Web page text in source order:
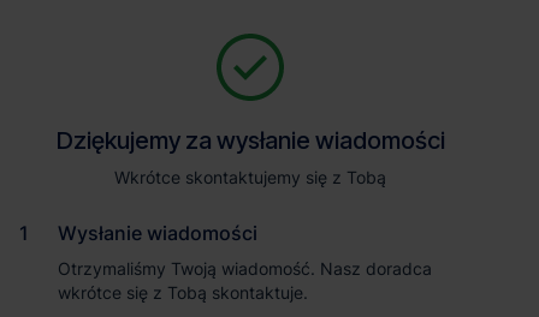
Dziękujemy za wysłanie wiadomości
Wkrótce skontaktujemy się z Tobą
Wysłanie wiadomości
Otrzymaliśmy Twoją wiadomość. Nasz doradca
wkrótce się z Tobą skontaktuje.
Jesteśmy tu, żeby Ci pomóc. Niezależnie od tego, na jakim etapie
pomożemy Ci wybrać najlepszą ofertę. Napisz do nas!
Imię i nazwisko
Dziękujemy za wysłanie wiadomości
Wkrótce skontaktujemy się z Tobą
Wysłanie wiadomości
Otrzymaliśmy Twoją wiadomość. Nasz doradca
wkrótce się z Tobą skontaktuje.